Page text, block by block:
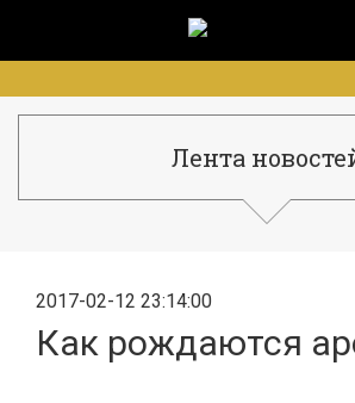
Лента
2017-02-12 23:14:00
Как рождаются